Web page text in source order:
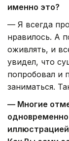
именно это?
— Я всегда
нравилось. А
оживлять, и
увидел, что
попробовал и
заниматься.
— Многие